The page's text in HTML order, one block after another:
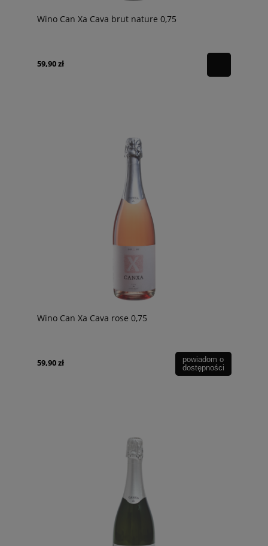
Wino Can Xa Cava brut nature 0,75
59,90 zł
Wino Can Xa Cava rose 0,75
59,90 zł
powiadom o
dostępności